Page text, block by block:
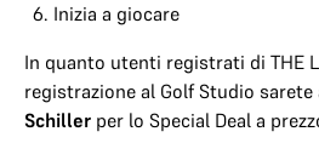
Inizia a giocare
In quanto utenti registrati di THE
registrazione al Golf Studio
Schiller per lo Special Deal a